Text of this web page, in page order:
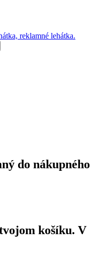
do nákupného
košíku. V